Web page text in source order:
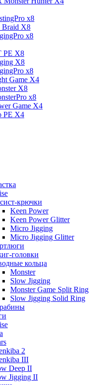
x8
Braid X8
x8
PE X8
X8
x8
Game X4
X8
x8
Game X4
PE X4
крючки
Keen Power
Keen Power Glitter
Micro Jigging
Micro Jigging Glitter
головки
кольца
Monster
Slow Jigging
Monster Game Split Ring
Slow Jigging Solid Ring
2
III
Deep II
Jigging II